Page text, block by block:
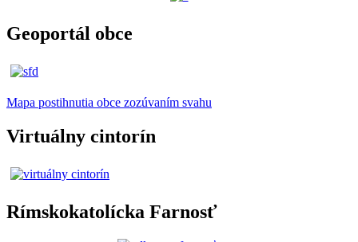
Geoportál obce
Mapa postihnutia obce zozúvaním svahu
Virtuálny cintorín
Rímskokatolícka Farnosť